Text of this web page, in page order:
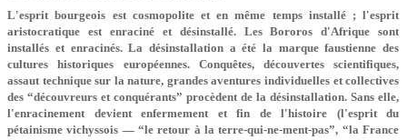
L'esprit bourgeois est cosmopolite et en même temps installé ; l'esprit
aristocratique est enraciné et désinstallé. Les Bororos d'Afrique sont
installés et enracinés. La désinstallation a été la marque faustienne des
cultures historiques européennes. Conquêtes, découvertes scientifiques,
assaut technique sur la nature, grandes aventures individuelles et collectives
des “découvreurs et conquérants” procèdent de la désinstallation. Sans elle,
l'enracinement devient enfermement et fin de l'histoire (l'esprit du
pétainisme vichyssois — “le retour à la terre-qui-ne-ment-pas”, “la France